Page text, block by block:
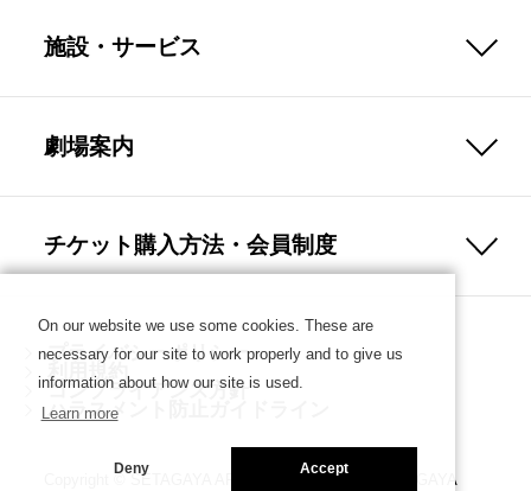
施設・サービス
劇場案内
チケット購入方法・会員制度
プライバシーポリシー
利用規約
コンプライアンス方針
ハラスメント防止ガイドライン
Copyright © SETAGAYA ARTS FOUNDATION／SETAGAYA
On our website we use some cookies. These are
necessary for our site to work properly and to give us
information about how our site is used.
Learn more
Deny Accept